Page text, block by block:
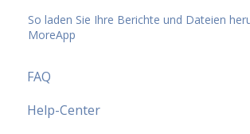
So laden Sie Ihre Berichte und Dateien
MoreApp
FAQ
MoreApp Pläne - FAQ
Help-Center